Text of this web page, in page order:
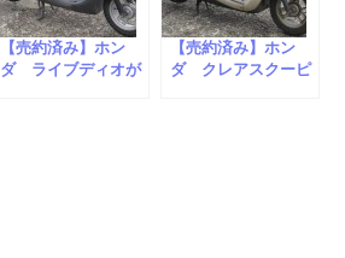
【売約済み】ホン
ダ ライブディオが
【売約済み】ホン
ダ クレアスクーピ